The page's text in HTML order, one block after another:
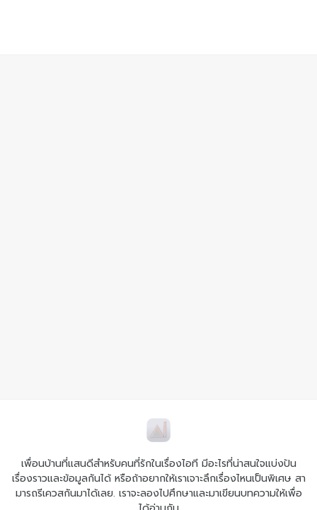
เพื่อนบ้านที่แสนดีสำหรับคนที่รักในเรื่องไอที มีอะไรที่น่าสนใจแบ่งปัน
เรื่องราวและข้อมูลกันได้ หรือถ้าอยากให้เราเจาะลึกเรื่องไหนเป็นพิเศษ สา
มารถรีเควสกันมาได้เลย. เราจะลองไปศึกษาและมาเขียนบทความให้เพื่อ